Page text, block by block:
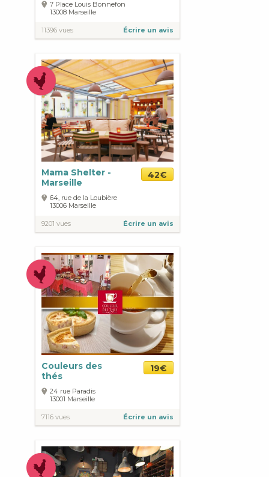
7 Place Louis Bonnefon
13008 Marseille
11396 vues Écrire un avis
Mama Shelter -
Marseille
42€
64, rue de la Loubière
13006 Marseille
9201 vues Écrire un avis
Couleurs des
thés
19€
24 rue Paradis
13001 Marseille
7116 vues Écrire un avis